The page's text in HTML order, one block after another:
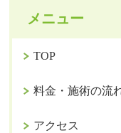
メニュー
TOP
料金・施術の流
アクセス